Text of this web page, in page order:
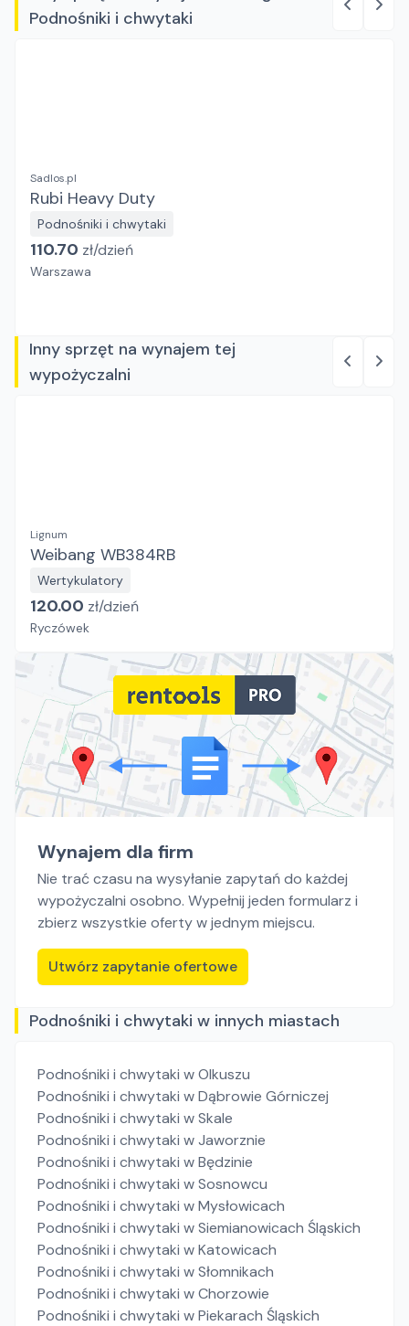
Podnośniki i chwytaki
Sadlos.pl
Rubi Heavy Duty
Podnośniki i chwytaki
110.70 zł/dzień
Warszawa
Inny sprzęt na wynajem tej
wypożyczalni
Lignum
Weibang WB384RB
Wertykulatory
120.00 zł/dzień
Ryczówek
Wynajem dla firm
Nie trać czasu na wysyłanie zapytań do każdej
wypożyczalni osobno. Wypełnij jeden formularz i
zbierz wszystkie oferty w jednym miejscu.
Utwórz zapytanie ofertowe
Podnośniki i chwytaki w innych miastach
Podnośniki i chwytaki w Olkuszu
Podnośniki i chwytaki w Dąbrowie Górniczej
Podnośniki i chwytaki w Skale
Podnośniki i chwytaki w Jaworznie
Podnośniki i chwytaki w Będzinie
Podnośniki i chwytaki w Sosnowcu
Podnośniki i chwytaki w Mysłowicach
Podnośniki i chwytaki w Siemianowicach Śląskich
Podnośniki i chwytaki w Katowicach
Podnośniki i chwytaki w Słomnikach
Podnośniki i chwytaki w Chorzowie
Podnośniki i chwytaki w Piekarach Śląskich